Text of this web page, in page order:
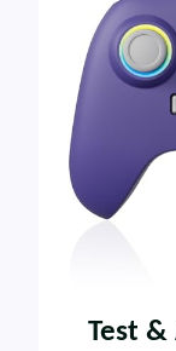
Test &